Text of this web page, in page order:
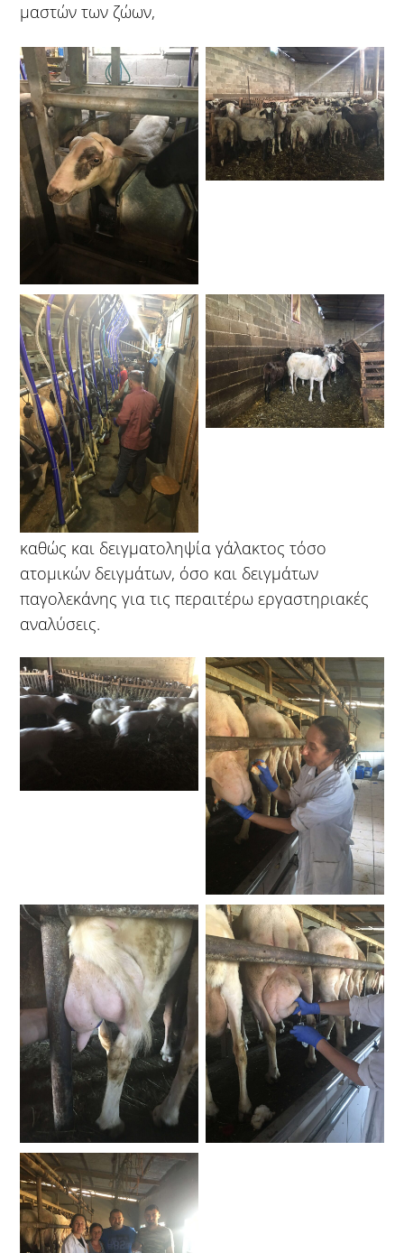
μαστών των ζώων,
καθώς και δειγματοληψία γάλακτος τόσο
ατομικών δειγμάτων, όσο και δειγμάτων
παγολεκάνης για τις περαιτέρω εργαστηριακές
αναλύσεις.